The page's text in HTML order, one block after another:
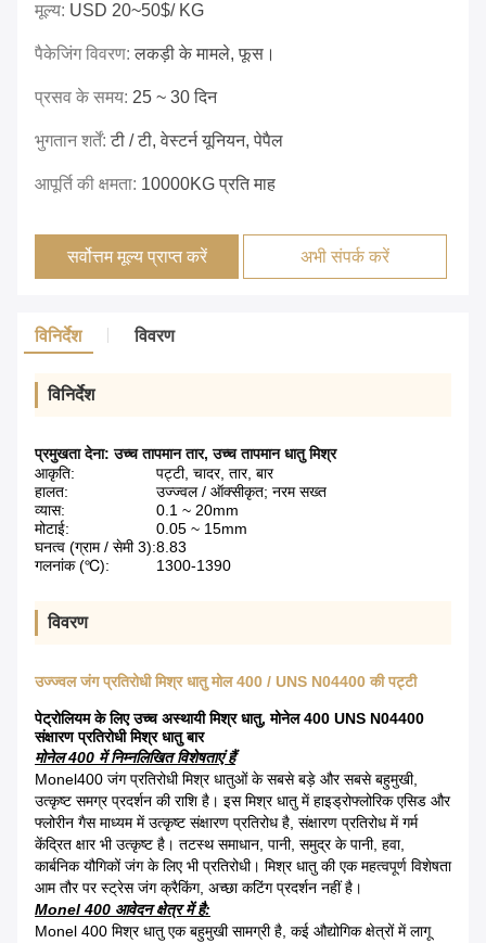
मूल्य: USD 20~50$/ KG
पैकेजिंग विवरण:लकड़ी के मामले, फूस।
प्रसव के समय: 25 ~ 30 दिन
भुगतान शर्तें:टी / टी, वेस्टर्न यूनियन, पेपैल
आपूर्ति की क्षमता: 10000KG प्रति माह
सर्वोत्तम मूल्य प्राप्त करें अभी संपर्क करें
विनिर्देश विवरण
विनिर्देश
प्रमुखता देना:उच्च तापमान तार,उच्च तापमान धातु मिश्र
आकृति:
पट्टी, चादर, तार, बार
हालत:
उज्ज्वल / ऑक्सीकृत; नरम सख्त
व्यास:
0.1 ~ 20mm
मोटाई:
0.05 ~ 15mm
घनत्व (ग्राम / सेमी 3):8.83
गलनांक (℃):
1300-1390
विवरण
उज्ज्वल जंग प्रतिरोधी मिश्र धातु मोल 400 / UNS N04400 की पट्टी
पेट्रोलियम के लिए उच्च अस्थायी मिश्र धातु, मोनेल 400 UNS N04400
संक्षारण प्रतिरोधी मिश्र धातु बार
मोनेल 400 में निम्नलिखित विशेषताएं हैं
Monel400 जंग प्रतिरोधी मिश्र धातुओं के सबसे बड़े और सबसे बहुमुखी,
उत्कृष्ट समग्र प्रदर्शन की राशि है। इस मिश्र धातु में हाइड्रोफ्लोरिक एसिड और
फ्लोरीन गैस माध्यम में उत्कृष्ट संक्षारण प्रतिरोध है, संक्षारण प्रतिरोध में गर्म
केंद्रित क्षार भी उत्कृष्ट है। तटस्थ समाधान, पानी, समुद्र के पानी, हवा,
कार्बनिक यौगिकों जंग के लिए भी प्रतिरोधी। मिश्र धातु की एक महत्वपूर्ण विशेषता
आम तौर पर स्ट्रेस जंग क्रैकिंग, अच्छा कटिंग प्रदर्शन नहीं है।
Monel 400 आवेदन क्षेत्र में है:
Monel 400 मिश्र धातु एक बहुमुखी सामग्री है, कई औद्योगिक क्षेत्रों में लागू